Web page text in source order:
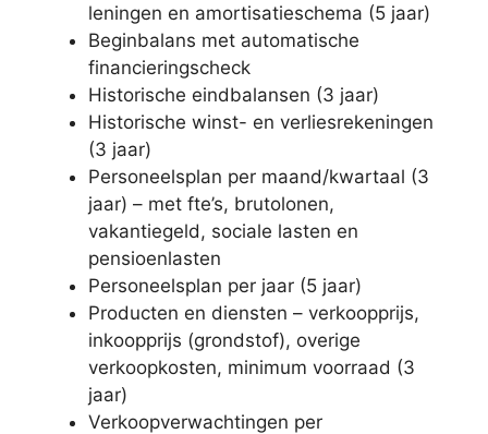
leningen en amortisatieschema (5 jaar)
Beginbalans met automatische
financieringscheck
Historische eindbalansen (3 jaar)
Historische winst- en verliesrekeningen
(3 jaar)
Personeelsplan per maand/kwartaal (3
jaar) – met fte’s, brutolonen,
vakantiegeld, sociale lasten en
pensioenlasten
Personeelsplan per jaar (5 jaar)
Producten en diensten – verkoopprijs,
inkoopprijs (grondstof), overige
verkoopkosten, minimum voorraad (3
jaar)
Verkoopverwachtingen per